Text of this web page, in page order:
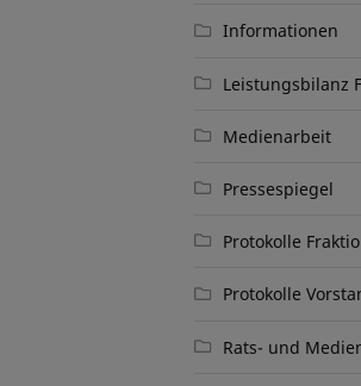
Informationen
Leistungsbilanz
Medienarbeit
Pressespiegel
Protokolle
Protokolle
Rats- und